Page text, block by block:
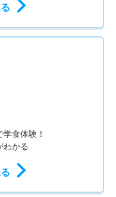
食体験！
わかる